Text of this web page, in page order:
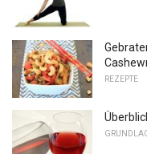
REZEPTE